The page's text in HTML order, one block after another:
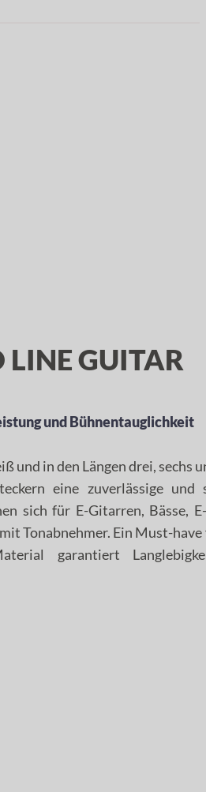
GUITAR
und Bühnentauglichkeit
und in den Längen drei, sechs
eine zuverlässige und
sich für E-Gitarren, Bässe,
Tonabnehmer. Ein Must-
garantiert